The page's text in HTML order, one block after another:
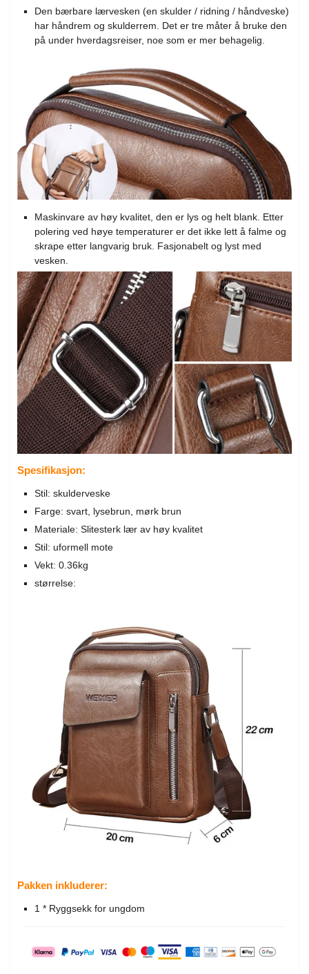
Den bærbare lærvesken (en skulder / ridning / håndveske)
har håndrem og skulderrem. Det er tre måter å bruke den
på under hverdagsreiser, noe som er mer behagelig.
Maskinvare av høy kvalitet, den er lys og helt blank. Etter
polering ved høye temperaturer er det ikke lett å falme og
skrape etter langvarig bruk. Fasjonabelt og lyst med
vesken.
Spesifikasjon:
Stil: skulderveske
Farge: svart, lysebrun, mørk brun
Materiale: Slitesterk lær av høy kvalitet
Stil: uformell mote
Vekt: 0.36kg
størrelse:
Pakken inkluderer:
1 * Ryggsekk for ungdom